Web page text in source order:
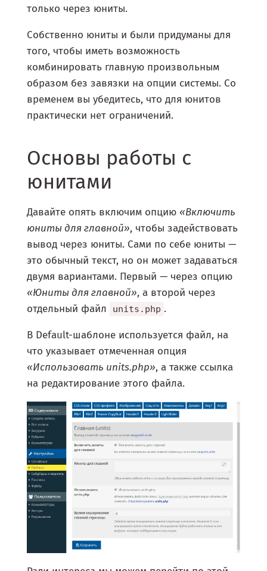
только через юниты.
Собственно юниты и были придуманы для
того, чтобы иметь возможность
комбинировать главную произвольным
образом без завязки на опции системы. Со
временем вы убедитесь, что для юнитов
практически нет ограничений.
Основы работы с
юнитами
Давайте опять включим опцию «Включить
юниты для главной», чтобы задействовать
вывод через юниты. Сами по себе юниты —
это обычный текст, но он может задаваться
двумя вариантами. Первый — через опцию
«Юниты для главной», а второй через
отдельный файл
units.php .
В Default-шаблоне используется файл, на
что указывает отмеченная опция
«Использовать units.php», а также ссылка
на редактирование этого файла.